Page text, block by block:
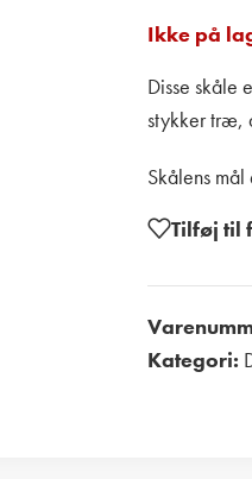
Ikke på
Disse
stykker træ,
Skålens
Tilføj til
Kategori: